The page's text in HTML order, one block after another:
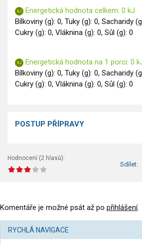
Dezerty
Nápoje
Ostatní
GLP-1 recepty
Energetická hodnota celkem: 0 kJ
Bílkoviny (g): 0, Tuky (g): 0, Sacharidy
Cukry (g): 0, Vláknina (g): 0, Sůl (g): 0
Energetická hodnota na 1 porci: 0
Bílkoviny (g): 0, Tuky (g): 0, Sacharidy
Cukry (g): 0, Vláknina (g): 0, Sůl (g): 0
POSTUP PŘÍPRAVY
Hodnocení (2 hlasů):
Sdílet:
Komentáře je možné psát až po přihlášení.
RYCHLÁ NAVIGACE